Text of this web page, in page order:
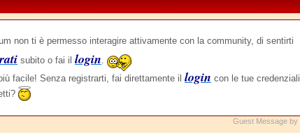
non ti è permesso interagire attivamente con la community, di sentirti
subito o fai il login.
facile! Senza registrarti, fai direttamente il login con le tue credenziali
Guest Message by